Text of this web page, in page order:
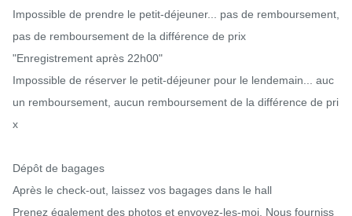
Impossible de prendre le petit-déjeuner... pas de remboursement,
pas de remboursement de la différence de prix
"Enregistrement après 22h00"
Impossible de réserver le petit-déjeuner pour le lendemain... auc
un remboursement, aucun remboursement de la différence de pri
x
Dépôt de bagages
Après le check-out, laissez vos bagages dans le hall
Prenez également des photos et envoyez-les-moi. Nous fourniss